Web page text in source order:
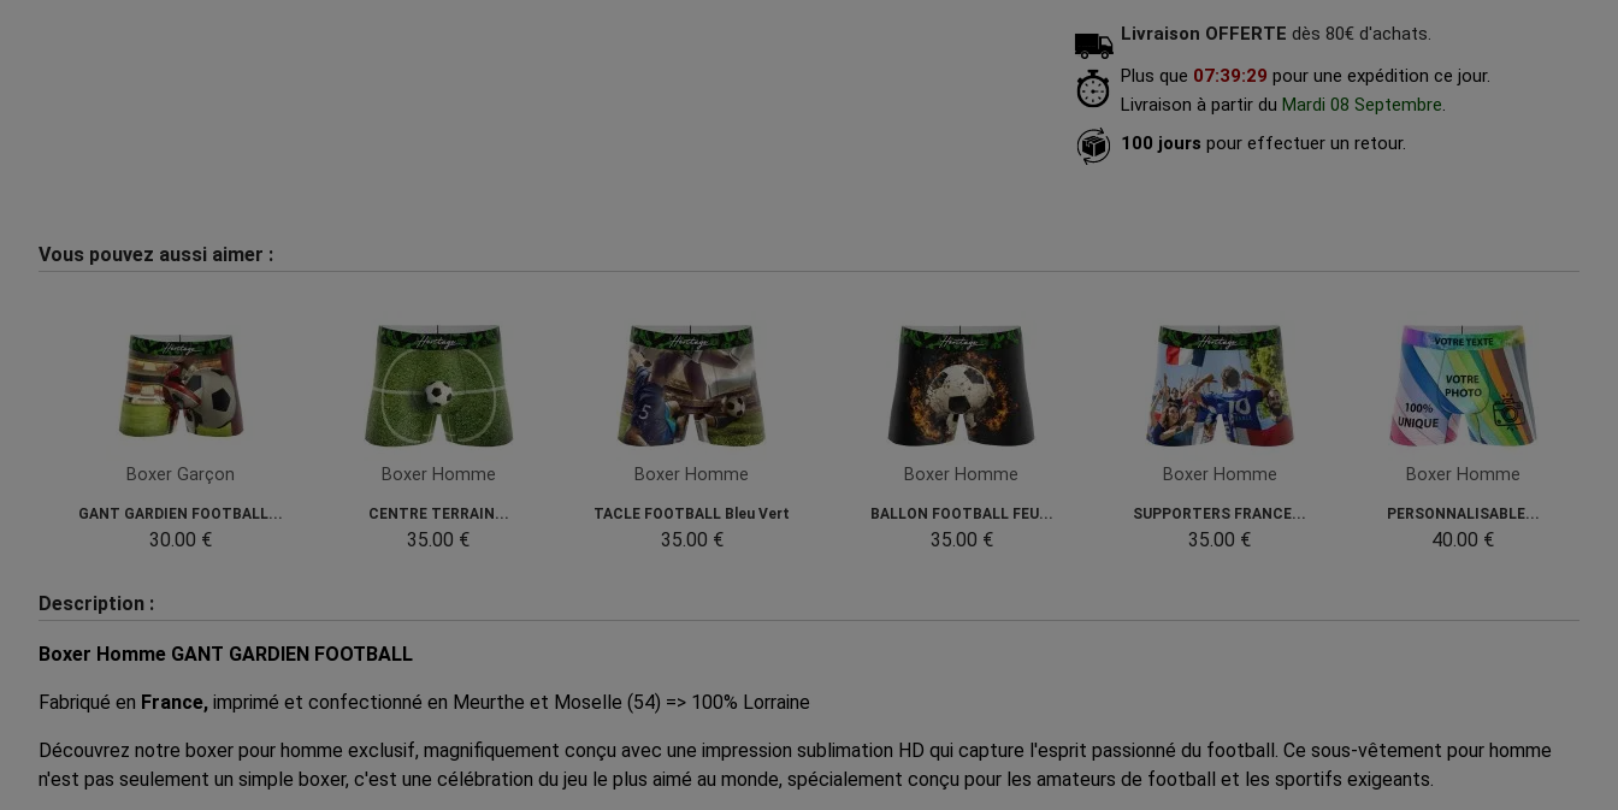
Livraison OFFERTE dès 80€ d'achats.
Plus que 07:39:27 pour une expédition ce jour.
Livraison à partir du Mardi 08 Septembre.
100 jours pour effectuer un retour.
Vous pouvez aussi aimer :
Boxer Garçon
GANT GARDIEN FOOTBALL...
30.00 €
Boxer Homme
CENTRE TERRAIN...
35.00 €
Boxer Homme
TACLE FOOTBALL Bleu Vert
35.00 €
Boxer Homme
BALLON FOOTBALL FEU...
35.00 €
Boxer Homme
SUPPORTERS FRANCE...
35.00 €
Boxer Homme
PERSONNALISABLE...
40.00 €
Description :
Boxer Homme GANT GARDIEN FOOTBALL
Fabriqué en France, imprimé et confectionné en Meurthe et Moselle (54) => 100% Lorraine
Découvrez notre boxer pour homme exclusif, magnifiquement conçu avec une impression sublimation HD qui capture l'esprit passionné du football. Ce sous-vêtement pour homme
n'est pas seulement un simple boxer, c'est une célébration du jeu le plus aimé au monde, spécialement conçu pour les amateurs de football et les sportifs exigeants.